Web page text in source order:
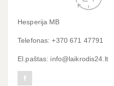
Hesperija MB
Telefonas: +370 671 47791
El.paštas: info@laikrodis24.lt